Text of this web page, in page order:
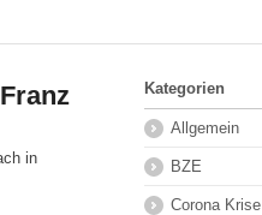
in
Kategorien
Allgemein
BZE
Corona Krise